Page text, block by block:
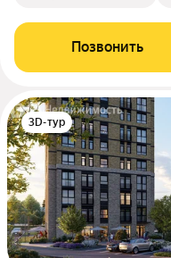
Позвонить
3D-тур